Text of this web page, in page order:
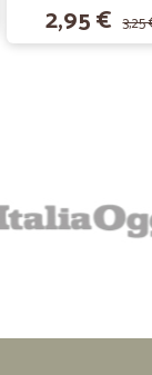
2,95 € 3,25